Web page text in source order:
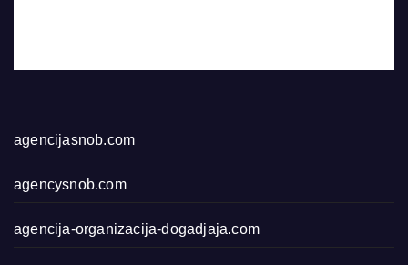
agencijasnob.com
agencysnob.com
agencija-organizacija-dogadjaja.com